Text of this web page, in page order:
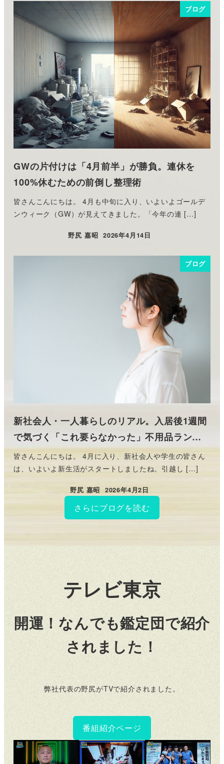
ブログ
GWの片付けは「4月前半」が勝負。連休を
100%休むための前倒し整理術
皆さんこんにちは。 4月も中旬に入り、いよいよゴールデ
ンウィーク（GW）が見えてきました。「今年の連 […]
野尻 嘉昭
投稿日
2026年4月14日
ブログ
新社会人・一人暮らしのリアル。入居後1週間
で気づく「これ要らなかった」不用品ラン…
皆さんこんにちは。 4月に入り、新社会人や学生の皆さん
は、いよいよ新生活がスタートしましたね。引越し […]
野尻 嘉昭
投稿日
2026年4月2日
さらにブログを読む
テレビ東京
開運！なんでも鑑定団で紹介
されました！
弊社代表の野尻がTVで紹介されました。
番組紹介ページ